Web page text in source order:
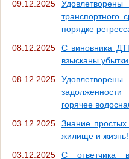
09.12.2025
транспортного
порядке
08.12.2025
С виновника
взысканы
08.12.2025
горячее
03.12.2025
Знание простых
жилище и жизнь!
03.12.2025
С ответчика